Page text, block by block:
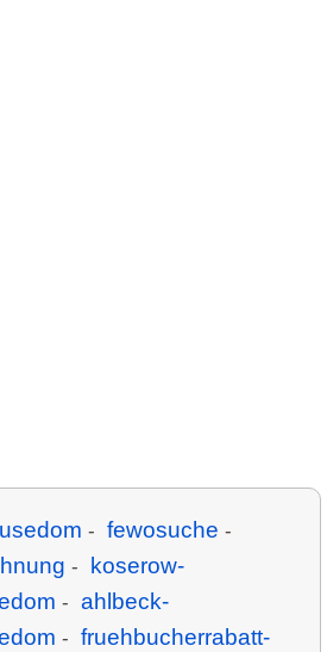
- fewosuche -
-
koserow-
- ahlbeck-
- fruehbucherrabatt-